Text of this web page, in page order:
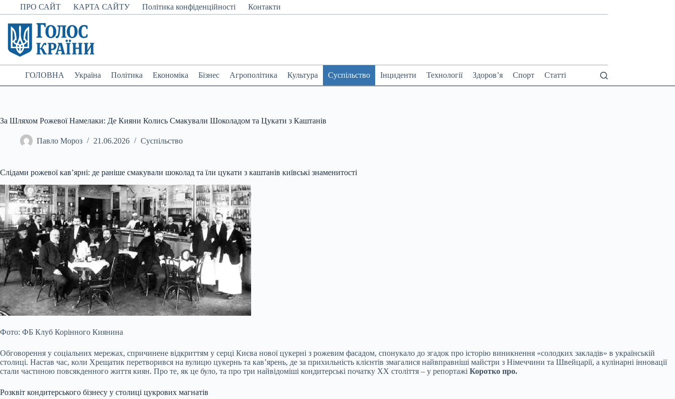
Перейти
до
вмісту
ПРО САЙТ КАРТА САЙТУ Політика конфіденційності Контакти
ГОЛОВНА Україна Політика Економіка Бізнес Агрополітика Культура Суспільство Інциденти Технології Здоров’я Спорт Статті
За Шляхом Рожевої Намелаки: Де Кияни Колись Смакували Шоколадом та Цукати з Каштанів
Павло Мороз 21.06.2026 Суспільство
Слідами рожевої кав’ярні: де раніше смакували шоколад та їли цукати з каштанів київські знаменитості
Фото: ФБ Клуб Корінного Киянина
Обговорення у соціальних мережах, спричинене відкриттям у серці Києва нової цукерні з рожевим фасадом, спонукало до згадок про історію виникнення «солодких закладів» в українській
столиці. Настав час, коли Хрещатик перетворився на вулицю цукернь та кав’ярень, де за прихильність клієнтів змагалися найвправніші майстри з Німеччини та Швейцарії, а кулінарні інновації
стали частиною повсякденного життя киян. Про те, як це було, та про три найвідоміші кондитерські початку ХХ століття – у репортажі Коротко про.
Розквіт кондитерського бізнесу у столиці цукрових магнатів